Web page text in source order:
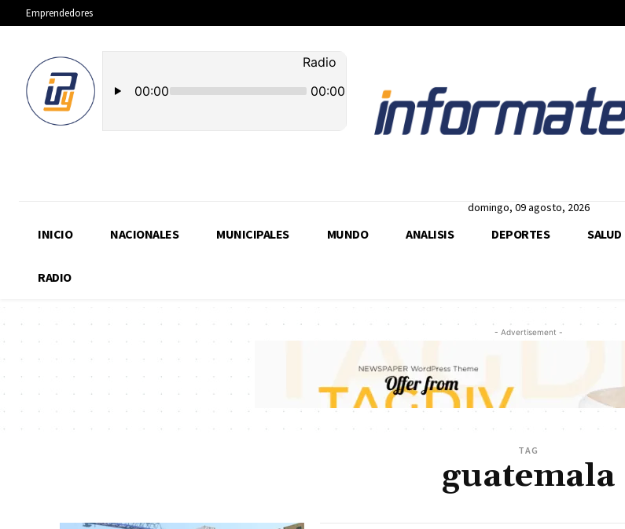
Emprendedores
domingo, 09 agosto, 2026
INICIO NACIONALES MUNICIPALES MUNDO ANALISIS DEPORTES SALUD
RADIO
- Advertisement -
TAG
guatemala